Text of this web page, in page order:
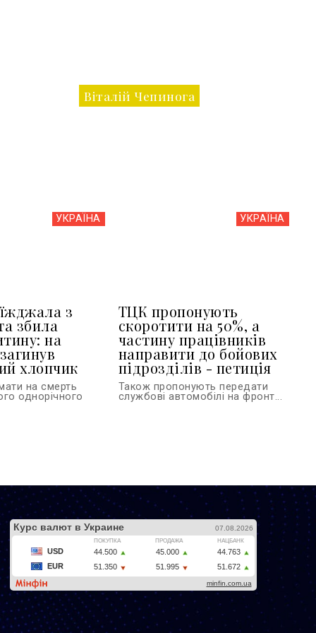
Віталій Чепинога
УКРАЇНА
з
збила
на
хлопчик
на смерть
однорічного
УКРАЇНА
ТЦК пропонують
скоротити на 50%, а
частину працівників
направити до бойових
підрозділів - петиція
Також пропонують передати
службові автомобілі на фронт...